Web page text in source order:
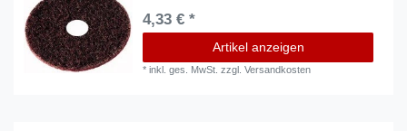
4,33 € *
Artikel anzeigen
*inkl. ges. MwSt. zzgl.Versandkosten